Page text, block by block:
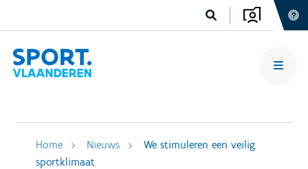
Home Nieuws
We stimuleren een veilig
sportklimaat